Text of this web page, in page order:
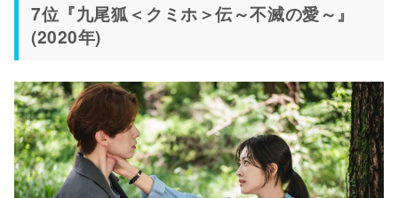
7位『九尾狐＜クミホ＞伝～不滅の愛～』
(2020年)